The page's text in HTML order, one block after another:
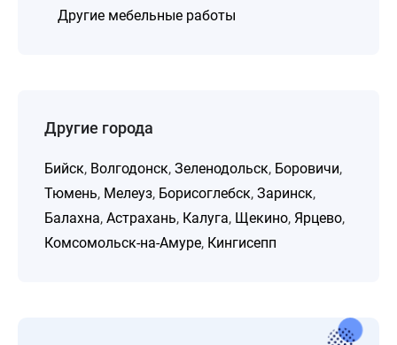
Другие мебельные работы
Другие города
Бийск, Волгодонск, Зеленодольск, Боровичи,
Тюмень, Мелеуз, Борисоглебск, Заринск,
Балахна, Астрахань, Калуга, Щекино, Ярцево,
Комсомольск-на-Амуре, Кингисепп